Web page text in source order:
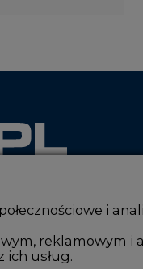
Innowacje i AI
i
reklamowym i
usług.